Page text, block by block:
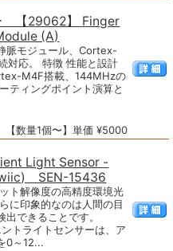
【29062】 Finger
(A)
脈モジュール、Cortex-
対応。 特徴 性能と設計
M4F搭載、144MHzの
ティングポイント演算と
【数量1個〜】単価 ¥5000
Light Sensor -
SEN-15436
ト解像度の高精度環境光
に印象的なのは人間の目
できることです。
トライトセンサーは、ア
0～12...